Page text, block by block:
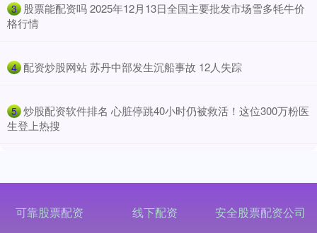
3 ​股票能配资吗 2025年12月13日全国主要批发市场雪多牦牛价
格行情
4 ​配资炒股网站 苏丹中部发生沉船事故 12人失踪
5 ​炒股配资软件排名 心脏停跳40小时仍被救活！这位300万粉医
生登上热搜
可靠股票配资 线下配资 安全股票配资公司